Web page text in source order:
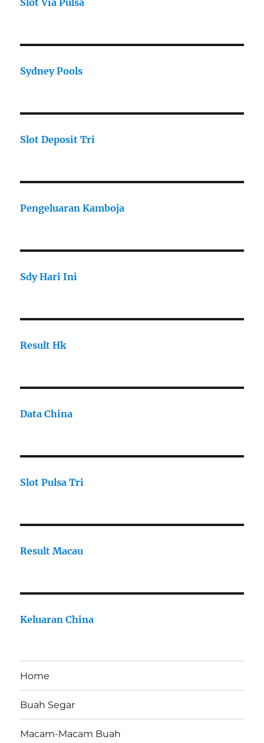
Slot Via Pulsa
Sydney Pools
Slot Deposit Tri
Pengeluaran Kamboja
Sdy Hari Ini
Result Hk
Data China
Slot Pulsa Tri
Result Macau
Keluaran China
Home
Buah Segar
Macam-Macam Buah